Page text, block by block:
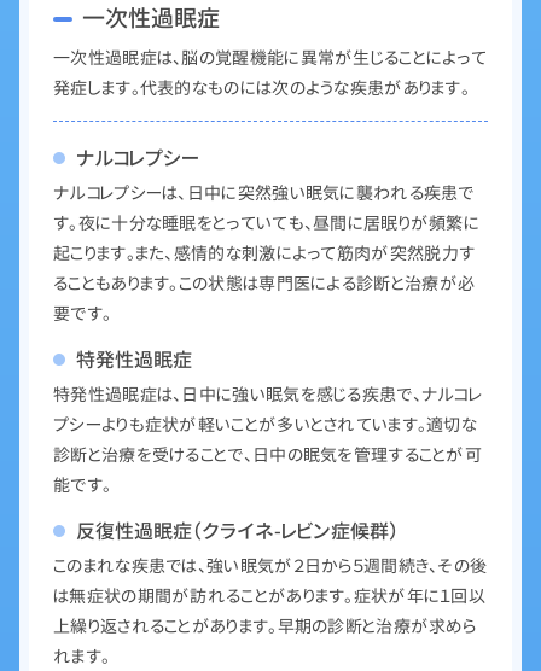
一次性過眠症
一次性過眠症は、脳の覚醒機能に異常が生じることによって
発症します。代表的なものには次のような疾患があります。
ナルコレプシー
ナルコレプシーは、日中に突然強い眠気に襲われる疾患で
す。夜に十分な睡眠をとっていても、昼間に居眠りが頻繁に
起こります。また、感情的な刺激によって筋肉が突然脱力す
ることもあります。この状態は専門医による診断と治療が必
要です。
特発性過眠症
特発性過眠症は、日中に強い眠気を感じる疾患で、ナルコレ
プシーよりも症状が軽いことが多いとされています。適切な
診断と治療を受けることで、日中の眠気を管理することが可
能です。
反復性過眠症（クライネ-レビン症候群）
このまれな疾患では、強い眠気が２日から５週間続き、その後
は無症状の期間が訪れることがあります。症状が年に１回以
上繰り返されることがあります。早期の診断と治療が求めら
れます。